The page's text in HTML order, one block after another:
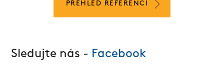
PŘEHLED REFERENCÍ
Sledujte nás - Facebook